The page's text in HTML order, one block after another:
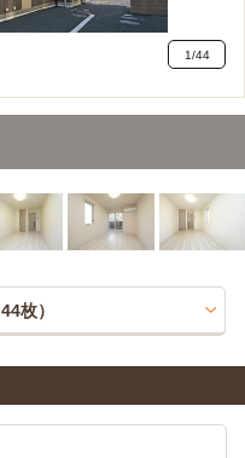
1/44
44枚）